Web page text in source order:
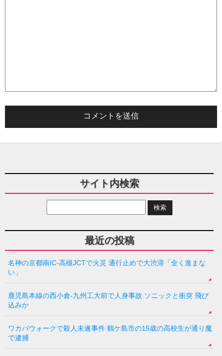
サイト内検索
最近の投稿
名神の京都南IC-高槻JCTで火災 通行止めで大渋滞「全く進まな
い」
鹿児島本線の西小倉-九州工大前で人身事故 ソニックと衝突 飛び
込みか
ワカバウォークで殺人未遂事件 鶴ケ島市の15歳の高校生が通り魔
で逮捕